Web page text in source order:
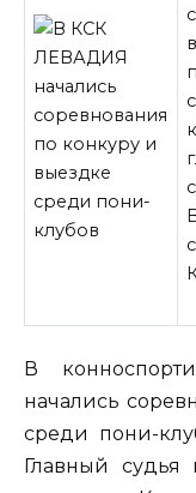
В
начались
среди пони-
Главный